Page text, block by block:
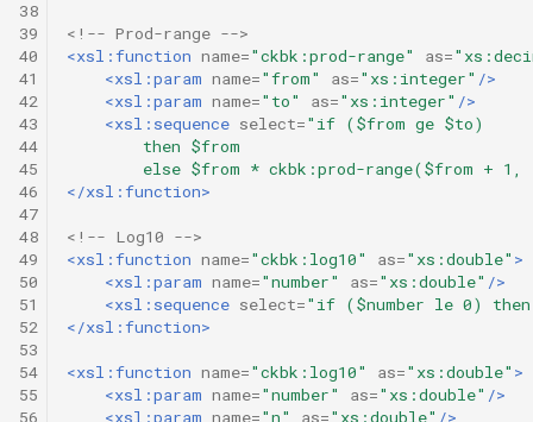
38
39
40
41
42
43
44
45
46
47
48
49
50
51
52
53
54
55
56
<!-- Prod-range -->
<xsl:function name="ckbk:prod-range" as=
<xsl:param name="from" as="xs:integer" />
<xsl:param name="to" as="xs:integer" />
<xsl:sequence select="if ($from ge $to)
        then $from
else $from * ckbk:prod-range($from + 1,
</xsl:function>
<!-- Log10 -->
<xsl:function name="ckbk:log10" as="xs:double" >
<xsl:param name="number" as="xs:double" />
<xsl:sequence select="if ($number le 0) then
</xsl:function>
<xsl:function name="ckbk:log10" as="xs:double" >
<xsl:param name="number" as="xs:double" />
<xsl:param name="n" as="xs:double" />